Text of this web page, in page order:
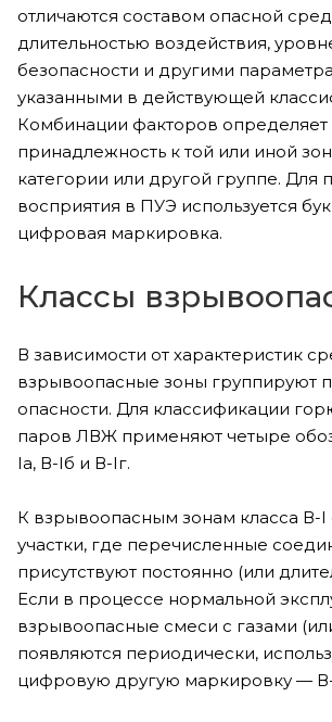
отличаются составом опасной
длительностью воздействия,
безопасности и другими
указанными в действующей
Комбинации факторов определяет
принадлежность к той или иной
категории или другой группе. Для
восприятия в ПУЭ используется
цифровая маркировка.
Классы
В зависимости от характеристик
взрывоопасные зоны группируют
опасности. Для классификации
паров ЛВЖ применяют четыре
Ia, В-Iб и В-Iг.
К взрывоопасным зонам класса В-I
участки, где перечисленные
присутствуют постоянно (или
Если в процессе нормальной
взрывоопасные смеси с газами
появляются периодически,
цифровую другую маркировку —